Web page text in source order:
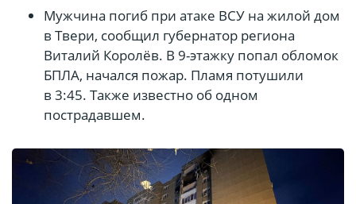
Мужчина погиб при атаке ВСУ на жилой дом
в Твери, сообщил губернатор региона
Виталий Королёв. В 9-этажку попал обломок
БПЛА, начался пожар. Пламя потушили
в 3:45. Также известно об одном
пострадавшем.